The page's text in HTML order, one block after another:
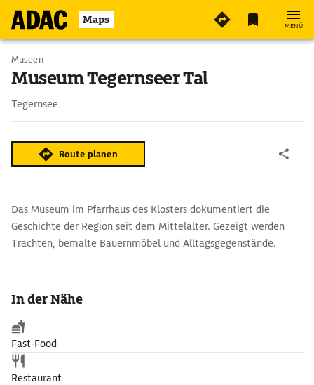
Maps MENÜ
Museen
Museum Tegernseer Tal
Tegernsee
Route planen
Das Museum im Pfarrhaus des Klosters dokumentiert die
Geschichte der Region seit dem Mittelalter. Gezeigt werden
Trachten, bemalte Bauernmöbel und Alltagsgegenstände.
In der Nähe
Fast-Food
Restaurant